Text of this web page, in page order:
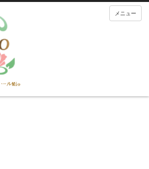
メニュー